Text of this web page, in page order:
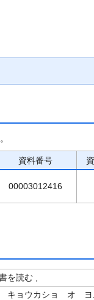
資料番号
00003012416
を読む ,
ョウカショ オ ヨ